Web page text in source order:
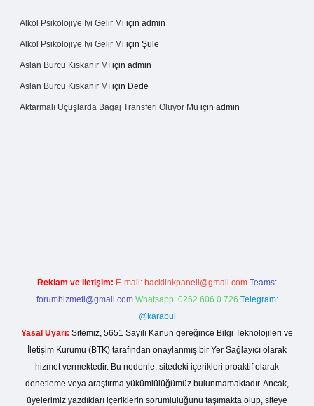
Alkol Psikolojiye Iyi Gelir Mi için admin
Alkol Psikolojiye Iyi Gelir Mi için Şule
Aslan Burcu Kıskanır Mı için admin
Aslan Burcu Kıskanır Mı için Dede
Aktarmalı Uçuşlarda Bagaj Transferi Oluyor Mu için admin
Reklam ve İletişim: E-mail: backlinkpaneli@gmail.com Teams:
forumhizmeti@gmail.com Whatsapp: 0262 606 0 726 Telegram:
@karabul
Yasal Uyarı: Sitemiz, 5651 Sayılı Kanun gereğince Bilgi Teknolojileri ve
İletişim Kurumu (BTK) tarafından onaylanmış bir Yer Sağlayıcı olarak
hizmet vermektedir. Bu nedenle, sitedeki içerikleri proaktif olarak
denetleme veya araştırma yükümlülüğümüz bulunmamaktadır. Ancak,
üyelerimiz yazdıkları içeriklerin sorumluluğunu taşımakta olup, siteye